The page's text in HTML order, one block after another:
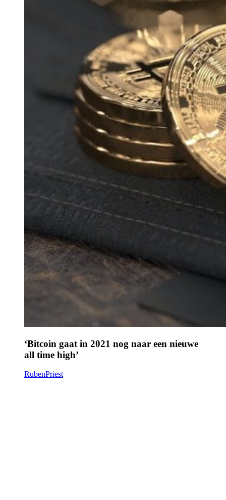
‘Bitcoin gaat in 2021 nog naar een nieuwe
all time high’
RubenPriest